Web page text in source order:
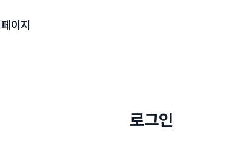
이지
로그인